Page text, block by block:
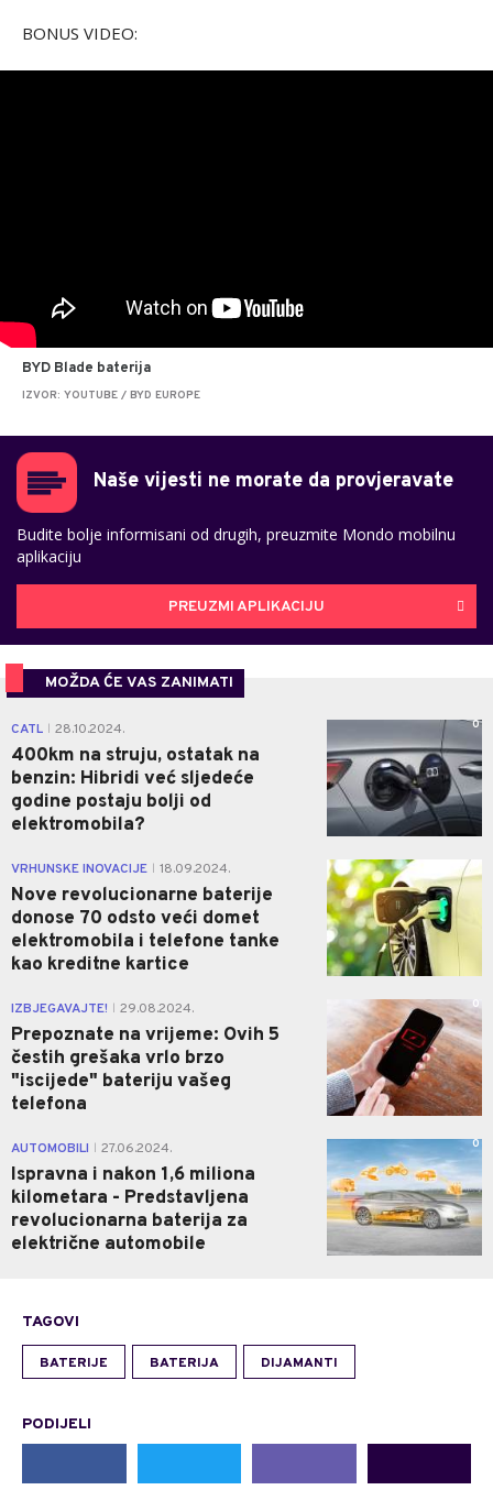
BONUS VIDEO:
BYD Blade baterija
IZVOR: YOUTUBE / BYD EUROPE
Naše vijesti ne morate da provjeravate
Budite bolje informisani od drugih, preuzmite Mondo mobilnu
aplikaciju
PREUZMI APLIKACIJU
MOŽDA ĆE VAS ZANIMATI
CATL 28.10.2024.
400km na struju, ostatak na
benzin: Hibridi već sljedeće
godine postaju bolji od
elektromobila?
0
VRHUNSKE INOVACIJE 18.09.2024.
Nove revolucionarne baterije
donose 70 odsto veći domet
elektromobila i telefone tanke
kao kreditne kartice
IZBJEGAVAJTE! 29.08.2024.
Prepoznate na vrijeme: Ovih 5
čestih grešaka vrlo brzo
"iscijede" bateriju vašeg
telefona
0
AUTOMOBILI 27.06.2024.
Ispravna i nakon 1,6 miliona
kilometara - Predstavljena
revolucionarna baterija za
električne automobile
0
TAGOVI
BATERIJE BATERIJA DIJAMANTI
PODIJELI